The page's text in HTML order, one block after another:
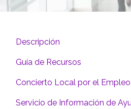
Descripción
Guía de Recursos
Concierto Local por el Empleo
Servicio de Información de